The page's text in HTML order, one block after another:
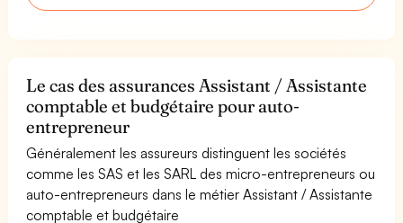
Le cas des assurances Assistant / Assistante
comptable et budgétaire pour auto-
entrepreneur
Généralement les assureurs distinguent les sociétés
comme les SAS et les SARL des micro-entrepreneurs ou
auto-entrepreneurs dans le métier Assistant / Assistante
comptable et budgétaire